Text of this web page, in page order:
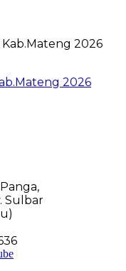
2026
Sulbar